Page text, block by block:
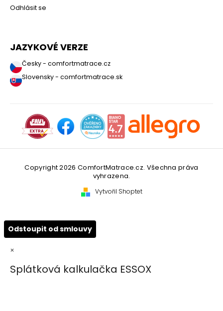
Odhlásit se
JAZYKOVÉ VERZE
Česky - comfortmatrace.cz
Slovensky - comfortmatrace.sk
Vytvořil Shoptet
Copyright 2026 ComfortMatrace.cz. Všechna práva
vyhrazena.
Odstoupit od smlouvy
×
Splátková kalkulačka ESSOX